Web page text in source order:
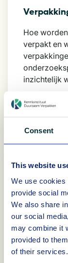
Consent
This website
We use cookies
provide social
We also share
our social
may combine it
provided to
of their services.
Hoe
verpakt en
inzichtelijk
Instrument